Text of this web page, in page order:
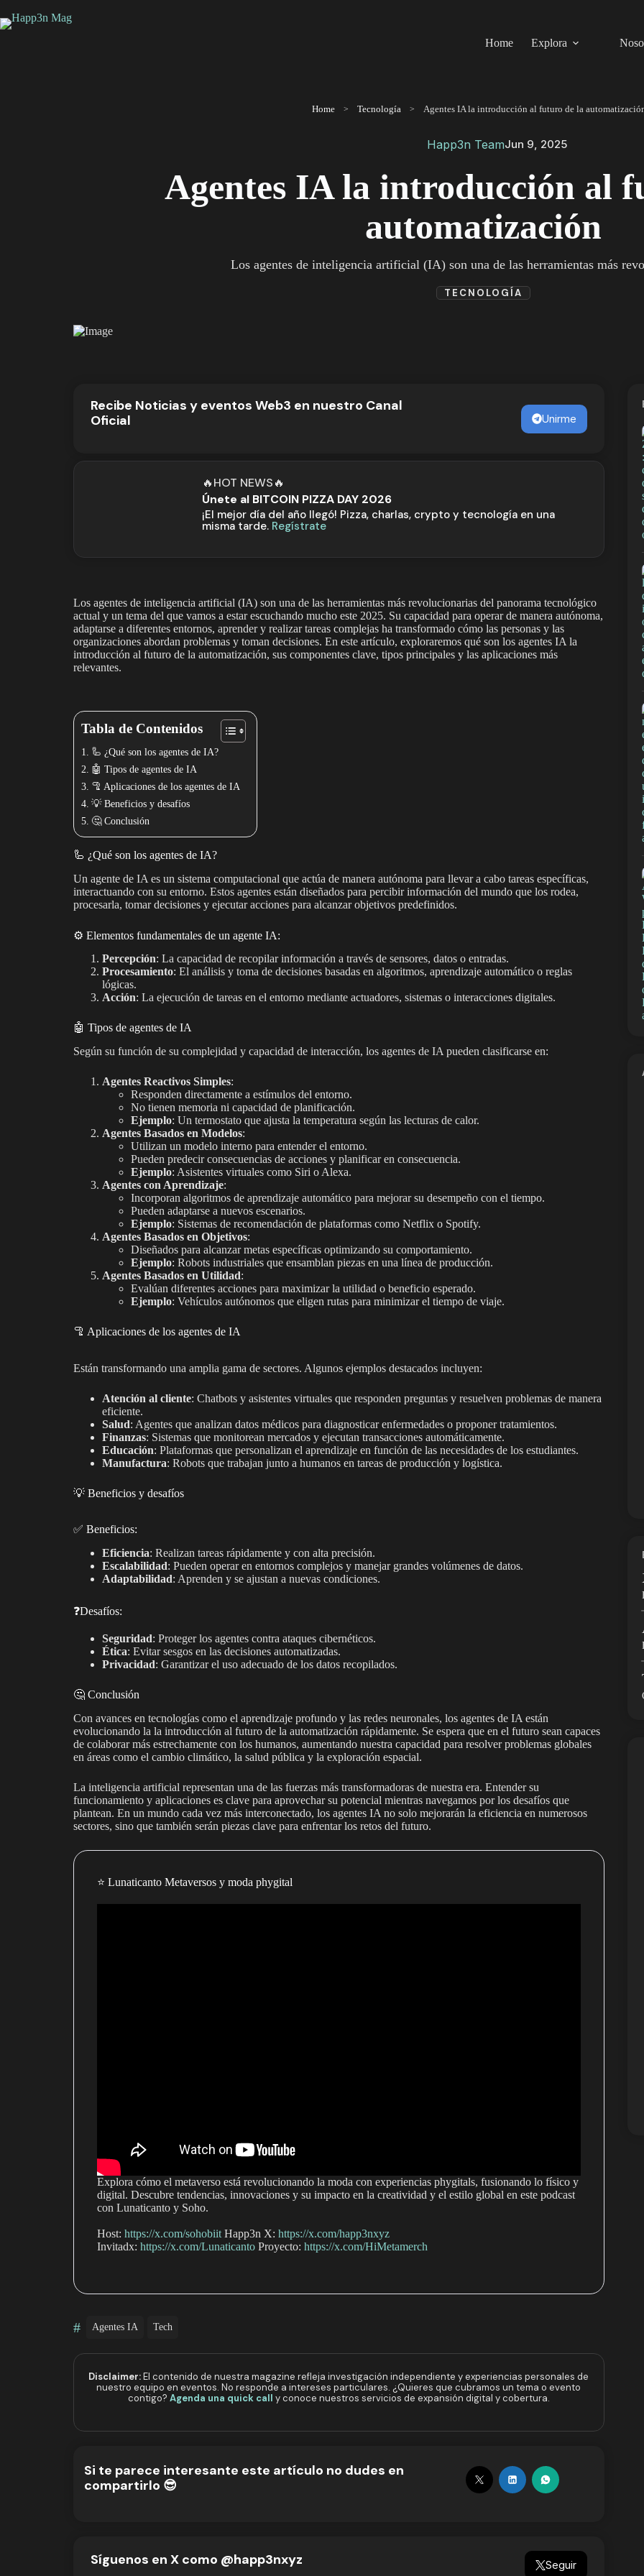
al
contenido
Home
Explora
Home Tecnología Agentes IA la introducción al futuro de la
Happ3n TeamJun 9, 2025
Agentes IA la introducción al
automatización
Los agentes de inteligencia artificial (IA) son una de las herramientas más
TECNOLOGÍA
Recibe Noticias y eventos Web3 en nuestro Canal
Oficial
Unirme
🔥HOT NEWS🔥
Únete al BITCOIN PIZZA DAY 2026
¡El mejor día del año llegó! Pizza, charlas, crypto y tecnología en una
misma tarde. Regístrate
Los agentes de inteligencia artificial (IA) son una de las herramientas más revolucionarias del panorama tecnológico
actual y un tema del que vamos a estar escuchando mucho este 2025. Su capacidad para operar de manera autónoma,
adaptarse a diferentes entornos, aprender y realizar tareas complejas ha transformado cómo las personas y las
organizaciones abordan problemas y toman decisiones. En este artículo, exploraremos qué son los agentes IA la
introducción al futuro de la automatización, sus componentes clave, tipos principales y las aplicaciones más
relevantes.
Tabla de Contenidos
🦾 ¿Qué son los agentes de IA?
🤖 Tipos de agentes de IA
🦿 Aplicaciones de los agentes de IA
💡 Beneficios y desafíos
🤔 Conclusión
🦾 ¿Qué son los agentes de IA?
Un agente de IA es un sistema computacional que actúa de manera autónoma para llevar a cabo tareas específicas,
interactuando con su entorno. Estos agentes están diseñados para percibir información del mundo que los rodea,
procesarla, tomar decisiones y ejecutar acciones para alcanzar objetivos predefinidos.
⚙️ Elementos fundamentales de un agente IA:
Percepción: La capacidad de recopilar información a través de sensores, datos o entradas.
Procesamiento: El análisis y toma de decisiones basadas en algoritmos, aprendizaje automático o reglas
lógicas.
Acción: La ejecución de tareas en el entorno mediante actuadores, sistemas o interacciones digitales.
🤖 Tipos de agentes de IA
Según su función de su complejidad y capacidad de interacción, los agentes de IA pueden clasificarse en:
Agentes Reactivos Simples:
Responden directamente a estímulos del entorno.
No tienen memoria ni capacidad de planificación.
Ejemplo: Un termostato que ajusta la temperatura según las lecturas de calor.
Agentes Basados en Modelos:
Utilizan un modelo interno para entender el entorno.
Pueden predecir consecuencias de acciones y planificar en consecuencia.
Ejemplo: Asistentes virtuales como Siri o Alexa.
Agentes con Aprendizaje:
Incorporan algoritmos de aprendizaje automático para mejorar su desempeño con el tiempo.
Pueden adaptarse a nuevos escenarios.
Ejemplo: Sistemas de recomendación de plataformas como Netflix o Spotify.
Agentes Basados en Objetivos:
Diseñados para alcanzar metas específicas optimizando su comportamiento.
Ejemplo: Robots industriales que ensamblan piezas en una línea de producción.
Agentes Basados en Utilidad:
Evalúan diferentes acciones para maximizar la utilidad o beneficio esperado.
Ejemplo: Vehículos autónomos que eligen rutas para minimizar el tiempo de viaje.
🦿 Aplicaciones de los agentes de IA
Están transformando una amplia gama de sectores. Algunos ejemplos destacados incluyen:
Atención al cliente: Chatbots y asistentes virtuales que responden preguntas y resuelven problemas de manera
eficiente.
Salud: Agentes que analizan datos médicos para diagnosticar enfermedades o proponer tratamientos.
Finanzas: Sistemas que monitorean mercados y ejecutan transacciones automáticamente.
Educación: Plataformas que personalizan el aprendizaje en función de las necesidades de los estudiantes.
Manufactura: Robots que trabajan junto a humanos en tareas de producción y logística.
💡 Beneficios y desafíos
✅ Beneficios:
Eficiencia: Realizan tareas rápidamente y con alta precisión.
Escalabilidad: Pueden operar en entornos complejos y manejar grandes volúmenes de datos.
Adaptabilidad: Aprenden y se ajustan a nuevas condiciones.
❓Desafíos:
Seguridad: Proteger los agentes contra ataques cibernéticos.
Ética: Evitar sesgos en las decisiones automatizadas.
Privacidad: Garantizar el uso adecuado de los datos recopilados.
🤔 Conclusión
Con avances en tecnologías como el aprendizaje profundo y las redes neuronales, los agentes de IA están
evolucionando la la introducción al futuro de la automatización rápidamente. Se espera que en el futuro sean capaces
de colaborar más estrechamente con los humanos, aumentando nuestra capacidad para resolver problemas globales
en áreas como el cambio climático, la salud pública y la exploración espacial.
La inteligencia artificial representan una de las fuerzas más transformadoras de nuestra era. Entender su
funcionamiento y aplicaciones es clave para aprovechar su potencial mientras navegamos por los desafíos que
plantean. En un mundo cada vez más interconectado, los agentes IA no solo mejorarán la eficiencia en numerosos
sectores, sino que también serán piezas clave para enfrentar los retos del futuro.
⭐️ Lunaticanto Metaversos y moda phygital
Explora cómo el metaverso está revolucionando la moda con experiencias phygitals, fusionando lo físico y
digital. Descubre tendencias, innovaciones y su impacto en la creatividad y el estilo global en este podcast
con Lunaticanto y Soho.
Host: ‪ https://x.com/sohobiitHapp3n X: https://x.com/happ3nxyz
Invitadx: https://x.com/Lunaticanto Proyecto: https://x.com/HiMetamerch
# Agentes IA Tech
Disclaimer:El contenido de nuestra magazine refleja investigación independiente y experiencias personales de
nuestro equipo en eventos. No responde a intereses particulares. ¿Quieres que cubramos un tema o evento
contigo? Agenda una quick call y conoce nuestros servicios de expansión digital y cobertura.
Si te parece interesante este artículo no dudes en
compartirlo 😎
Síguenos en X como @happ3nxyz Seguir